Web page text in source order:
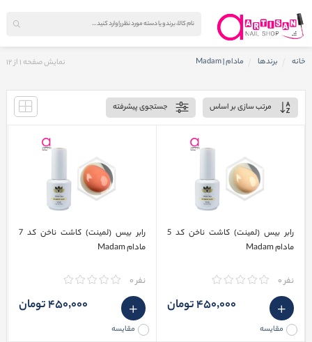
خانه برندها مادام | Madam نمایش صفحه 1از12
مرتب سازی بر اساس جستجوی پیشرفته
رابر بیس (لمینت) کاشت ناخن کد 5
مادام Madam
نفر 0
مقایسه
450٬000 تومان
رابر بیس (لمینت) کاشت ناخن کد 7
مادام Madam
نفر 0
مقایسه
450٬000 تومان